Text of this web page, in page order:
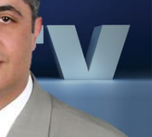
البرامج
جدول البرامج
شاهد البرامج
الترددات